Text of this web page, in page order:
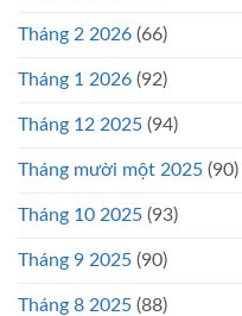
Tháng 2 2026 (66)
Tháng 1 2026 (92)
Tháng 12 2025 (94)
Tháng mười một 2025 (90)
Tháng 10 2025 (93)
Tháng 9 2025 (90)
Tháng 8 2025 (88)